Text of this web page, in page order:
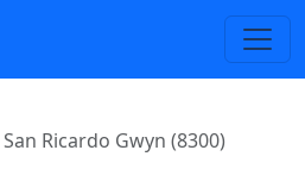
San Ricardo Gwyn (8300)